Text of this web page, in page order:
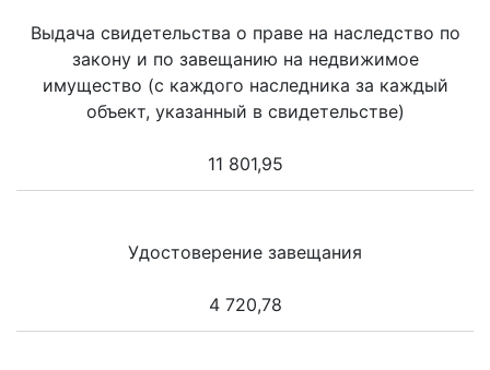
Выдача свидетельства о праве на наследство по
закону и по завещанию на недвижимое
имущество (с каждого наследника за каждый
объект, указанный в свидетельстве)
11 801,95
Удостоверение завещания
4 720,78